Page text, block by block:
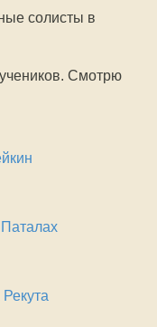
солисты в
Смотрю